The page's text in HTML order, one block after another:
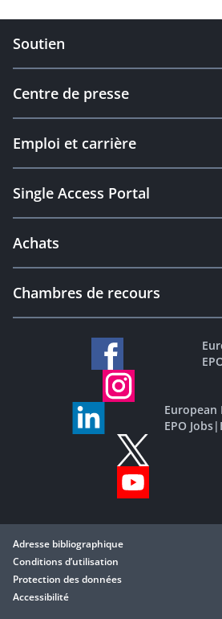
Soutien
Centre de presse
Emploi et carrière
Single Access Portal
Achats
Chambres de recours
European
EPO Jobs|
Adresse bibliographique
Conditions d’utilisation
Protection des données
Accessibilité